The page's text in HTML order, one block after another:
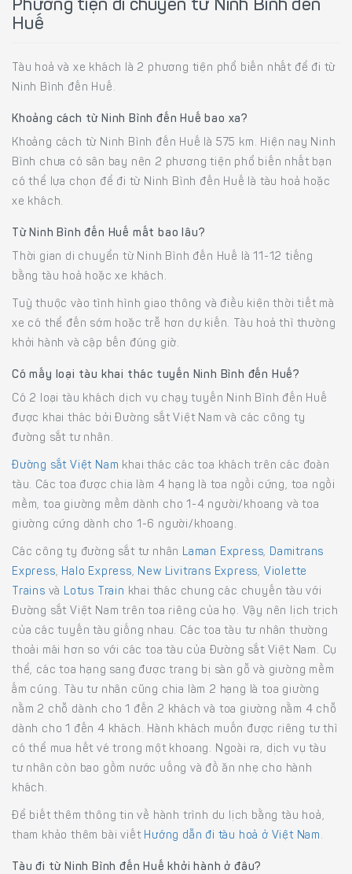
Phương tiện di chuyển từ Ninh Bình đến
Huế
Tàu hoả và xe khách là 2 phương tiện phổ biến nhất để đi từ
Ninh Bình đến Huế.
Khoảng cách từ Ninh Bình đến Huế bao xa?
Khoảng cách từ Ninh Bình đến Huế là 575 km. Hiện nay Ninh
Bình chưa có sân bay nên 2 phương tiện phổ biến nhất bạn
có thể lựa chọn để đi từ Ninh Bình đến Huế là tàu hoả hoặc
xe khách.
Từ Ninh Bình đến Huế mất bao lâu?
Thời gian di chuyển từ Ninh Bình đến Huế là 11-12 tiếng
bằng tàu hoả hoặc xe khách.
Tuỳ thuộc vào tình hình giao thông và điều kiện thời tiết mà
xe có thể đến sớm hoặc trễ hơn dự kiến. Tàu hoả thì thường
khởi hành và cập bến đúng giờ.
Có mấy loại tàu khai thác tuyến Ninh Bình đến Huế?
Có 2 loại tàu khách dịch vụ chạy tuyến Ninh Bình đến Huế
được khai thác bởi Đường sắt Việt Nam và các công ty
đường sắt tư nhân.
Đường sắt Việt Nam khai thác các toa khách trên các đoàn
tàu. Các toa được chia làm 4 hạng là toa ngồi cứng, toa ngồi
mềm, toa giường mềm dành cho 1-4 người/khoang và toa
giường cứng dành cho 1-6 người/khoang.
Các công ty đường sắt tư nhân Laman Express, Damitrans
Express, Halo Express, New Livitrans Express, Violette
Trains và Lotus Train khai thác chung các chuyến tàu với
Đường sắt Việt Nam trên toa riêng của họ. Vậy nên lịch trịch
của các tuyến tàu giống nhau. Các toa tàu tư nhân thường
thoải mái hơn so với các toa tàu của Đường sắt Việt Nam. Cụ
thể, các toa hạng sang được trang bị sàn gỗ và giường mềm
ấm cúng. Tàu tư nhân cũng chia làm 2 hạng là toa giường
nằm 2 chỗ dành cho 1 đến 2 khách và toa giường nằm 4 chỗ
dành cho 1 đến 4 khách. Hành khách muốn được riêng tư thì
có thể mua hết vé trong một khoang. Ngoài ra, dịch vụ tàu
tư nhân còn bao gồm nước uống và đồ ăn nhẹ cho hành
khách.
Để biết thêm thông tin về hành trình du lịch bằng tàu hoả,
tham khảo thêm bài viết Hướng dẫn đi tàu hoả ở Việt Nam .
Tàu đi từ Ninh Bình đến Huế khởi hành ở đâu?